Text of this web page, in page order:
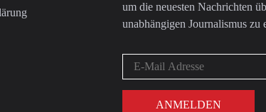
um die neuesten Nachrichten
unabhängigen Journalismus zu